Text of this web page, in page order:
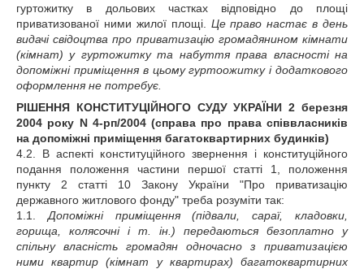
гуртожитку в дольових частках відповідно до площі
приватизованої ними жилої площі. Це право настає в день
видачі свідоцтва про приватизацію громадянином кімнати
(кімнат) у гуртожитку та набуття права власності на
допоміжні приміщення в цьому гуртоожитку і додаткового
оформлення не потребує.
РІШЕННЯ КОНСТИТУЦІЙНОГО СУДУ УКРАЇНИ 2 березня
2004 року N 4-рп/2004 (справа про права співвласників
на допоміжні приміщення багатоквартирних будинків)
4.2. В аспекті конституційного звернення і конституційного
подання положення частини першої статті 1, положення
пункту 2 статті 10 Закону України "Про приватизацію
державного житлового фонду" треба розуміти так:
1.1. Допоміжні приміщення (підвали, сараї, кладовки,
горища, колясочні і т. ін.) передаються безоплатно у
спільну власність громадян одночасно з приватизацією
ними квартир (кімнат у квартирах) багатоквартирних